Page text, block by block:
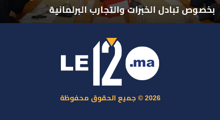
بخصوص تبادل الخبرات والتجارب البرلمانية
2026 © جميع الحقوق محفوظة